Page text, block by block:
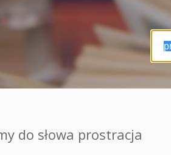
do słowa prostracja